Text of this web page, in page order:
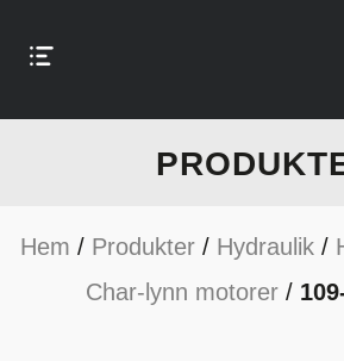
Hem / Produkter/ Hydraulik/
Char-lynn motorer /